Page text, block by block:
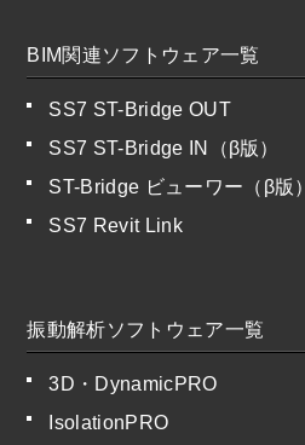
BIM関連ソフトウェア一覧
SS7 ST-Bridge OUT
SS7 ST-Bridge IN（β版）
ST-Bridge ビューワー（β版）
SS7 Revit Link
振動解析ソフトウェア一覧
3D・DynamicPRO
IsolationPRO